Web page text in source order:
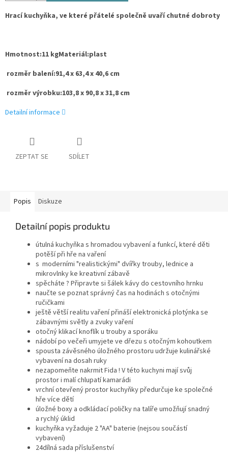
Hrací kuchyňka, ve které přátelé společně uvaří chutné dobroty
Hmotnost:11 kgMateriál:plast
rozměr balení:91,4 x 63,4 x 40,6 cm
rozměr výrobku:103,8 x 90,8 x 31,8 cm
Detailní informace
ZEPTAT SE SDÍLET
Popis Diskuze
Detailní popis produktu
útulná kuchyňka s hromadou vybavení a funkcí, které děti
potěší při hře na vaření
s moderními "realistickými" dvířky trouby, lednice a
mikrovlnky ke kreativní zábavě
spěcháte ? Připravte si šálek kávy do cestovního hrnku
naučte se poznat správný čas na hodinách s otočnými
ručičkami
ještě větší realitu vaření přináší elektronická plotýnka se
zábavnými světly a zvuky vaření
otočný klikací knoflík u trouby a sporáku
nádobí po večeři umyjete ve dřezu s otočným kohoutkem
spousta závěsného úložného prostoru udržuje kulinářské
vybavení na dosah ruky
nezapomeňte nakrmit Fida ! V této kuchyni mají svůj
prostor i malí chlupatí kamarádi
vrchní otevřený prostor kuchyňky předurčuje ke společné
hře více dětí
úložné boxy a odkládací poličky na talíře umožňují snadný
a rychlý úklid
kuchyňka vyžaduje 2 "AA" baterie (nejsou součástí
vybavení)
24dílná sada příslušenství